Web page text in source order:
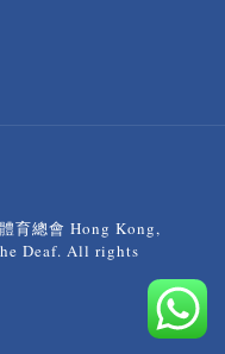
育總會 Hong Kong,
Deaf. All rights